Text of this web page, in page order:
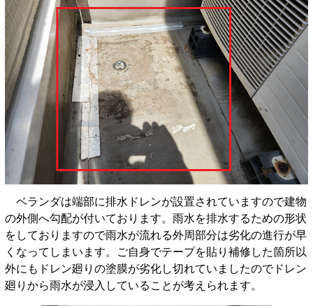
ベランダは端部に排水ドレンが設置されていますので建物
の外側へ勾配が付いております。雨水を排水するための形状
をしておりますので雨水が流れる外周部分は劣化の進行が早
くなってしまいます。ご自身でテープを貼り補修した箇所以
外にもドレン廻りの塗膜が劣化し切れていましたのでドレン
廻りから雨水が浸入していることが考えられます。